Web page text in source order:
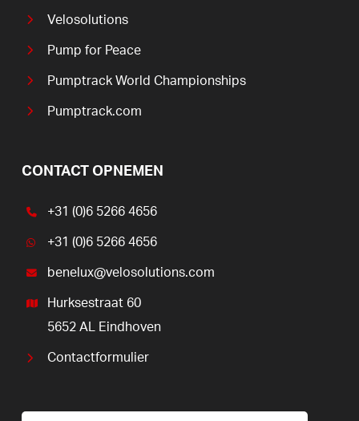
Velosolutions
Pump for Peace
Pumptrack World Championships
Pumptrack.com
CONTACT OPNEMEN
+31 (0)6 5266 4656
+31 (0)6 5266 4656
benelux@velosolutions.com
Hurksestraat 60
5652 AL Eindhoven
Contactformulier